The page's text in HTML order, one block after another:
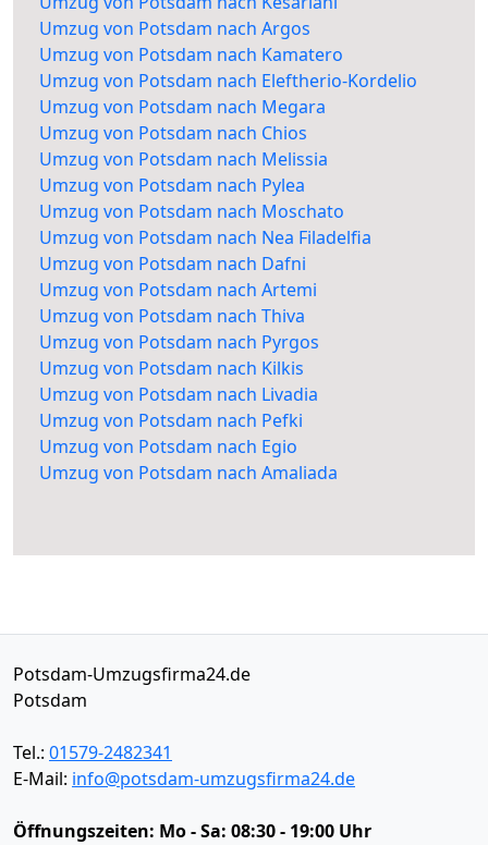
Umzug von Potsdam nach Argos
Umzug von Potsdam nach Kamatero
Umzug von Potsdam nach Eleftherio-Kordelio
Umzug von Potsdam nach Megara
Umzug von Potsdam nach Chios
Umzug von Potsdam nach Melissia
Umzug von Potsdam nach Pylea
Umzug von Potsdam nach Moschato
Umzug von Potsdam nach Nea Filadelfia
Umzug von Potsdam nach Dafni
Umzug von Potsdam nach Artemi
Umzug von Potsdam nach Thiva
Umzug von Potsdam nach Pyrgos
Umzug von Potsdam nach Kilkis
Umzug von Potsdam nach Livadia
Umzug von Potsdam nach Pefki
Umzug von Potsdam nach Egio
Umzug von Potsdam nach Amaliada
Potsdam-Umzugsfirma24.de
Potsdam
Tel.: 01579-2482341
E-Mail: info@potsdam-umzugsfirma24.de
Öffnungszeiten: Mo - Sa: 08:30 - 19:00 Uhr